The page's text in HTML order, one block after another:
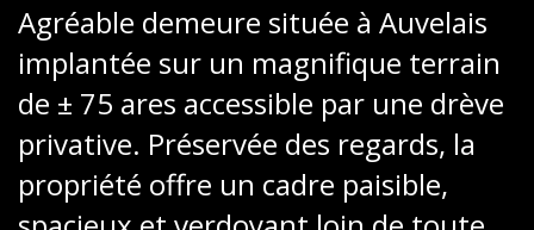
Agréable demeure située à Auvelais
implantée sur un magnifique terrain
de ± 75 ares accessible par une drève
privative. Préservée des regards, la
propriété offre un cadre paisible,